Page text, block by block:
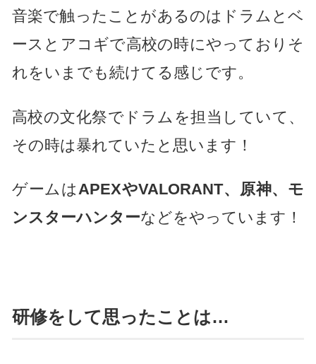
音楽で触ったことがあるのはドラムとベ
ースとアコギで高校の時にやっておりそ
れをいまでも続けてる感じです。
高校の文化祭でドラムを担当していて、
その時は暴れていたと思います！
ゲームは APEXやVALORANT、原神、モ
ンスターハンターなどをやっています！
研修をして思ったことは…